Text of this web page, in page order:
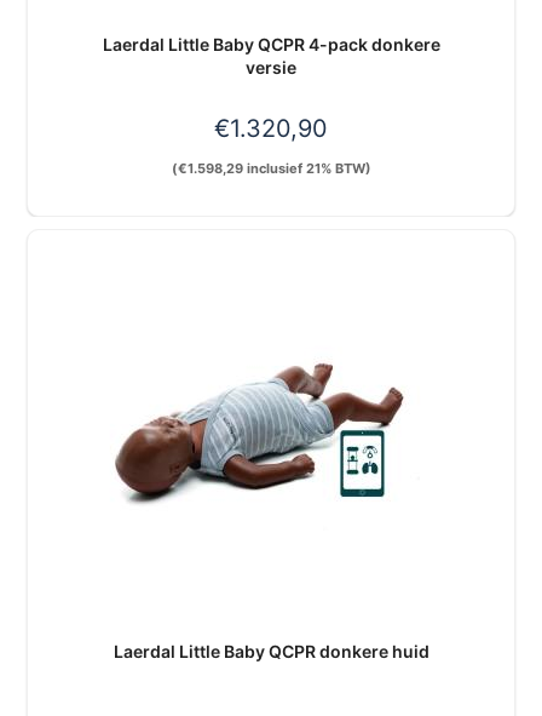
Laerdal Little Baby QCPR 4-pack donkere
versie
€1.320,90
(€1.598,29inclusief 21% BTW)
Laerdal Little Baby QCPR donkere huid